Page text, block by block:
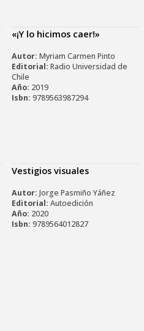
«¡Y lo hicimos caer!»
Autor: Myriam Carmen Pinto
Editorial: Radio Universidad de
Chile
Año: 2019
Isbn: 9789563987294
Vestigios visuales
Autor: Jorge Pasmiño Yáñez
Editorial: Autoedición
Año: 2020
Isbn: 9789564012827